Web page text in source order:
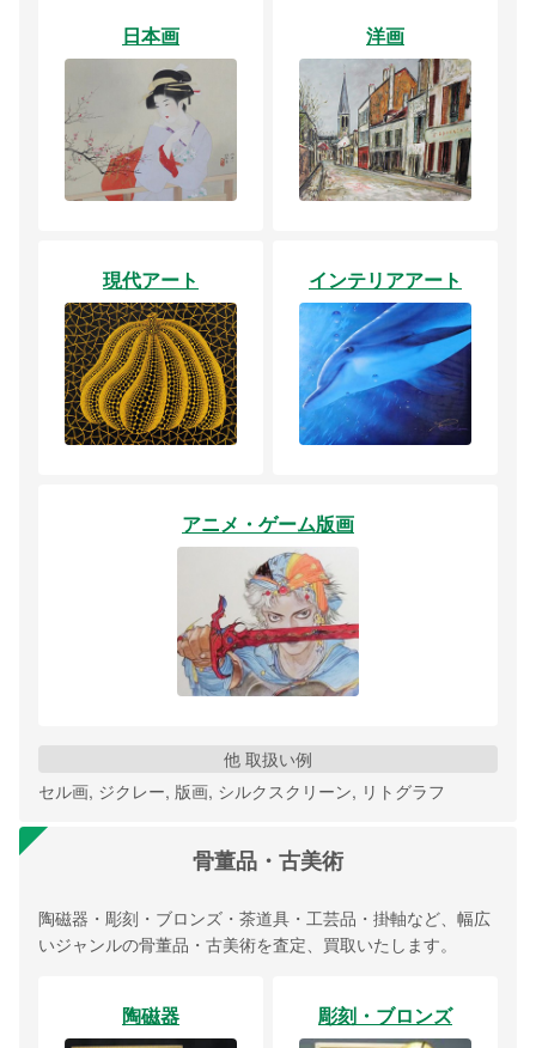
日本画 洋画
現代アート インテリアアート
アニメ・ゲーム版画
他 取扱い例
セル画, ジクレー, 版画, シルクスクリーン, リトグラフ
骨董品・古美術
陶磁器・彫刻・ブロンズ・茶道具・工芸品・掛軸など、幅広
いジャンルの骨董品・古美術を査定、買取いたします。
陶磁器 彫刻・ブロンズ